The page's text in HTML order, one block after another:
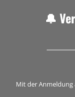
🔔
Mit der